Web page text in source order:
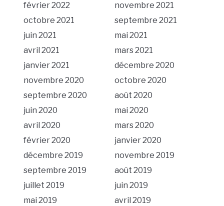
février 2022
novembre 2021
octobre 2021
septembre 2021
juin 2021
mai 2021
avril 2021
mars 2021
janvier 2021
décembre 2020
novembre 2020
octobre 2020
septembre 2020
août 2020
juin 2020
mai 2020
avril 2020
mars 2020
février 2020
janvier 2020
décembre 2019
novembre 2019
septembre 2019
août 2019
juillet 2019
juin 2019
mai 2019
avril 2019